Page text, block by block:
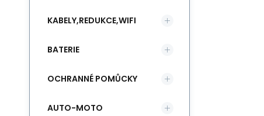
KABELY,REDUKCE,WIFI
BATERIE
OCHRANNÉ POMŮCKY
AUTO-MOTO